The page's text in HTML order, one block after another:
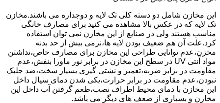
این مخازن شامل دو دسته کلی تک لایه و دوجداره می باشند.مخازن
تک لایه که در عکس بالا مشاهده می کنید برای مصارف خانگی
مناسب هستند ولی در صنایع از این مخازن نمی توان استفاده
کرد.علت آن هم ضعیف بودن لایه ها،نرمی بیش از حد بدنه
مخزن،عدم توانایی طراحی این مخازن برای مصارف خاص،نداشتن
مواد آنتی UV در سطح این مخازن در برابر نور ماورا بنفش،عدم
مقاومت در برابر ضربه،تعمیر و نشتی گیری بسیار سخت،ضد جلبک
نبودن،عدم مقاومت در برابر حرارت،یکی شدن دمای سیال داخل
این مخازن با دمای محیط اطراف نصب،طعم گرفتن آب داخل این
مخازن و بسیاری از ضعف های دیگر می باشد.